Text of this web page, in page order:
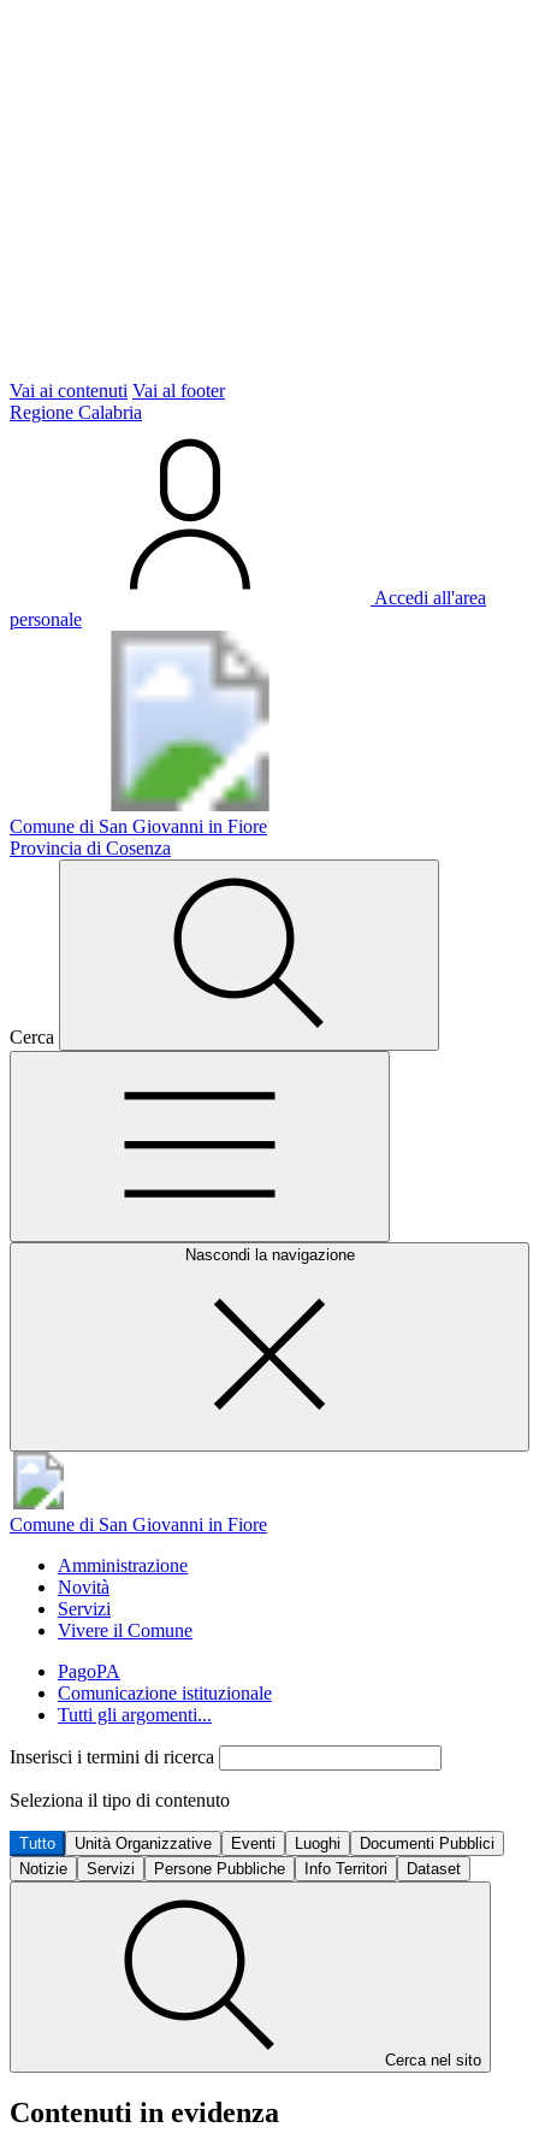
Vai ai contenuti Vai al footer
Regione Calabria
Accedi all'area
personale
Comune di San Giovanni in Fiore
Provincia di Cosenza
Cerca
Nascondi la navigazione
Comune di San Giovanni in Fiore
Amministrazione
Novità
Servizi
Vivere il Comune
PagoPA
Comunicazione istituzionale
Tutti gli argomenti...
Inserisci i termini di ricerca
Seleziona il tipo di contenuto
Tutto Unità Organizzative Eventi Luoghi
Documenti Pubblici
Notizie
Servizi Persone Pubbliche Info Territori Dataset
Cerca nel sito
Contenuti in evidenza